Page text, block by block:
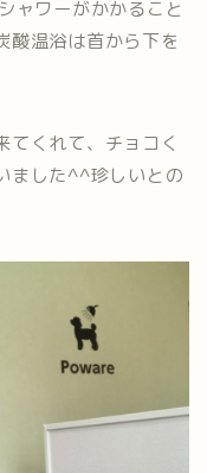
ャワーがかかること
酸温浴は首から下を
てくれて、チョコく
ました^^珍しいとの